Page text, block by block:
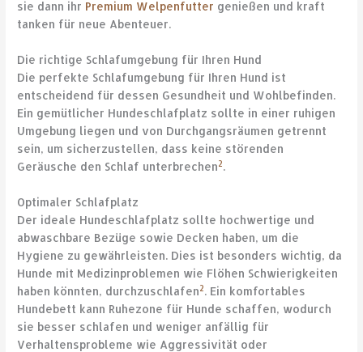
sie dann ihr Premium Welpenfutter genießen und kraft
tanken für neue Abenteuer.
Die richtige Schlafumgebung für Ihren Hund
Die perfekte Schlafumgebung für Ihren Hund ist
entscheidend für dessen Gesundheit und Wohlbefinden.
Ein gemütlicher Hundeschlafplatz sollte in einer ruhigen
Umgebung liegen und von Durchgangsräumen getrennt
sein, um sicherzustellen, dass keine störenden
Geräusche den Schlaf unterbrechen2.
Optimaler Schlafplatz
Der ideale Hundeschlafplatz sollte hochwertige und
abwaschbare Bezüge sowie Decken haben, um die
Hygiene zu gewährleisten. Dies ist besonders wichtig, da
Hunde mit Medizinproblemen wie Flöhen Schwierigkeiten
haben könnten, durchzuschlafen2. Ein komfortables
Hundebett kann Ruhezone für Hunde schaffen, wodurch
sie besser schlafen und weniger anfällig für
Verhaltensprobleme wie Aggressivität oder